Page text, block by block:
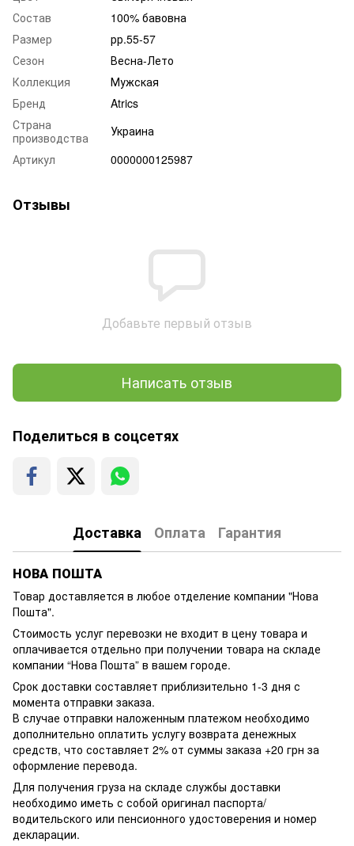
Состав
100% бавовна
Размер
рр.55-57
Сезон
Весна-Лето
Коллекция
Мужская
Бренд
Atrics
Страна
производства
Украина
Артикул
0000000125987
Отзывы
Добавьте первый отзыв
Написать отзыв
Поделиться в соцсетях
Доставка Оплата Гарантия
НОВА ПОШТА
Товар доставляется в любое отделение компании "Нова
Пошта".
Стоимость услуг перевозки не входит в цену товара и
оплачивается отдельно при получении товара на складе
компании “Нова Пошта” в вашем городе.
Срок доставки составляет приблизительно 1-3 дня с
момента отправки заказа.
В случае отправки наложенным платежом необходимо
дополнительно оплатить услугу возврата денежных
средств, что составляет 2% от суммы заказа +20 грн за
оформление перевода.
Для получения груза на складе службы доставки
необходимо иметь с собой оригинал паспорта/
водительского или пенсионного удостоверения и номер
декларации.